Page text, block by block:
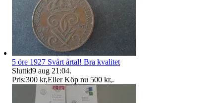
5 öre 1927 Svårt årtal! Bra kvalitet
Sluttid9 aug 21:04.
Pris:300 kr,Eller Köp nu 500 kr,.